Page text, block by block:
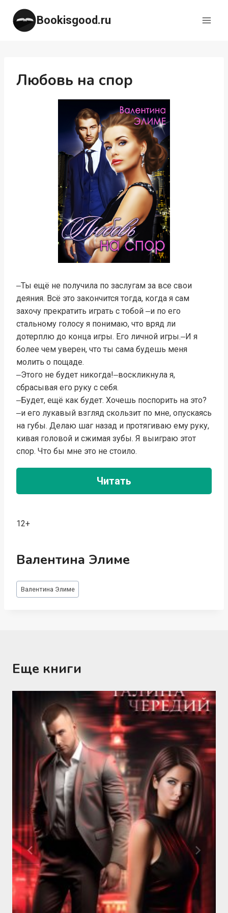
Перейти
содержимому
Bookisgood.ru
Любовь на спор
‒Ты ещё не получила по заслугам за все свои
деяния. Всё это закончится тогда, когда я сам
захочу прекратить играть с тобой ‒и по его
стальному голосу я понимаю, что вряд ли
дотерплю до конца игры. Его личной игры.‒И я
более чем уверен, что ты сама будешь меня
молить о пощаде.
‒Этого не будет никогда!‒воскликнула я,
сбрасывая его руку с себя.
‒Будет, ещё как будет. Хочешь поспорить на это?
‒и его лукавый взгляд скользит по мне, опускаясь
на губы. Делаю шаг назад и протягиваю ему руку,
кивая головой и сжимая зубы. Я выиграю этот
спор. Что бы мне это не стоило.
Читать
12+
Валентина Элиме
Метки
записи:
Валентина Элиме
Еще книги